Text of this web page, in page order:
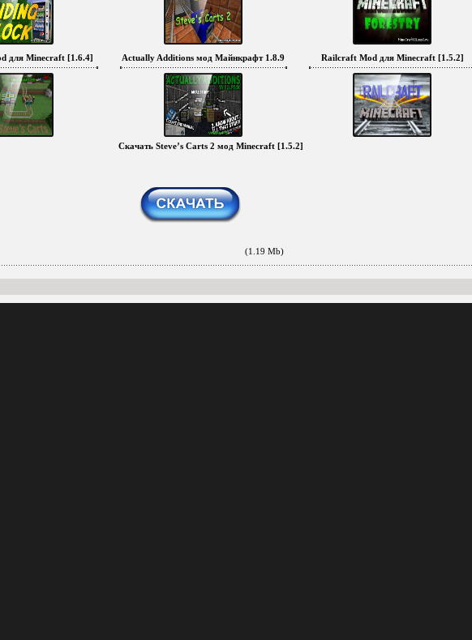
для Minecraft [1.6.4] Actually Additions мод Майнкрафт 1.8.9 Railcraft Mod для Minecraft [1.5.2]
Скачать Steve’s Carts 2 мод Minecraft [1.5.2]
(1.19 Mb)